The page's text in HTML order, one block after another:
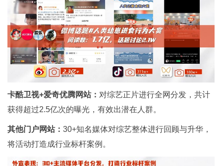
卡酷卫视+爱奇优腾网站： 对综艺正片进行全网分发，共计
获得超过2.5亿次的曝光，有效出潜在人群。
其他门户网站： 30+知名媒体对综艺整体进行回顾与升华，
将活动打造成行业标杆案例。